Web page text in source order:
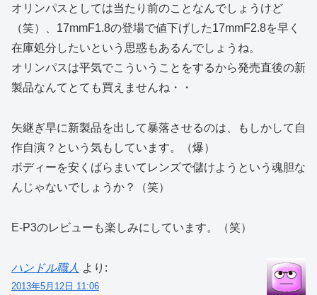
オリンパスとしては当たり前のことなんでしょうけど
（笑）、17mmF1.8の登場で値下げした17mmF2.8を早く
在庫処分したいという思惑もあるんでしょうね。
オリンパスは平気でこういうことをするから発売直後の新
製品なんてとても買えませんね・・
矢継ぎ早に新製品を出して暴落させるのは、もしかして自
作自演？という気もしています。（爆）
ボディーを安くばらまいてレンズで儲けようという魂胆な
んじゃないでしょうか？（笑）
E-P3のレビューも楽しみにしています。（笑）
ハンドル職人 より:
2013年5月12日 11:06